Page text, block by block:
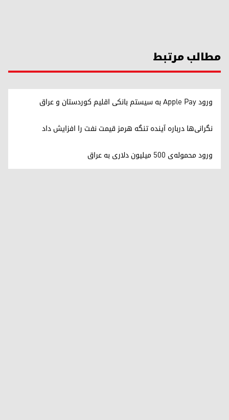
مطالب مرتبط
ورود Apple Pay به سیستم بانکی اقلیم کوردستان و عراق
نگرانی‌ها درباره آینده تنگه هرمز قیمت نفت را افزایش داد
ورود محموله‌ی ۵۰۰ میلیون دلاری به عراق